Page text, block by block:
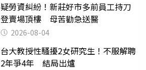
疑勞資糾紛！新莊好市多前員工持刀
登賣場頂樓 母苦勸急送醫
2026-08-04
台大教授性騷擾2女研究生！不服解聘
2年爭4年 結局出爐